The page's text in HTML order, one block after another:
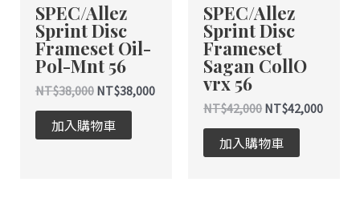
SPEC/Allez
Sprint Disc
Frameset Oil-
Pol-Mnt 56
NT$38,000NT$38,000
加入購物車
SPEC/Allez
Sprint Disc
Frameset
Sagan CollO
vrx 56
NT$42,000NT$42,000
加入購物車